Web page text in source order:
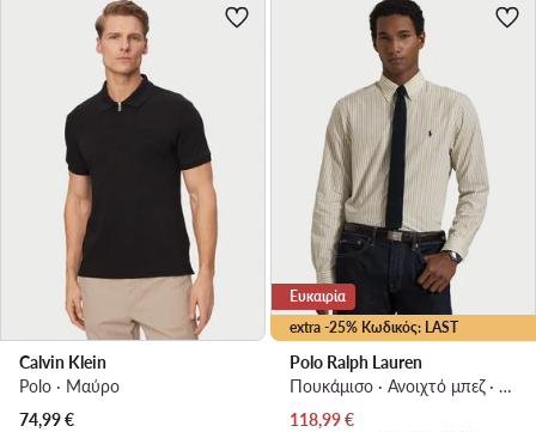
Calvin Klein
Polo · Μαύρο
74,99€
extra -25% Κωδικός: LAST
Ευκαιρία
Polo Ralph Lauren
Πουκάμισο · Ανοιχτό μπεζ · Regular Fit
Τρέχουσα τιμή
118,99€